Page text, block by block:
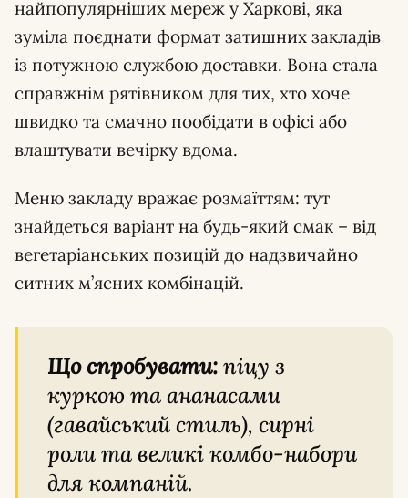
найпопулярніших мереж у Харкові, яка
зуміла поєднати формат затишних закладів
із потужною службою доставки. Вона стала
справжнім рятівником для тих, хто хоче
швидко та смачно пообідати в офісі або
влаштувати вечірку вдома.
Меню закладу вражає розмаїттям: тут
знайдеться варіант на будь-який смак – від
вегетаріанських позицій до надзвичайно
ситних м’ясних комбінацій.
Що спробувати:піцу з
куркою та ананасами
(гавайський стиль), сирні
роли та великі комбо-набори
для компаній.